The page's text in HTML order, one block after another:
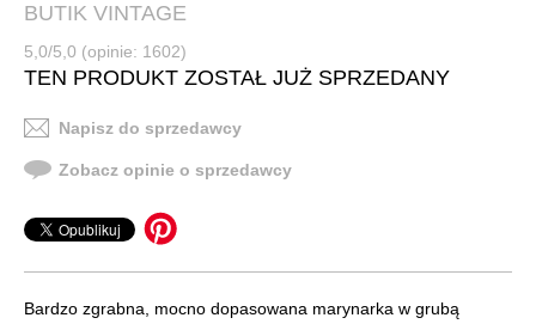
BUTIK VINTAGE
5,0/5,0 (opinie: 1602)
TEN PRODUKT ZOSTAŁ JUŻ SPRZEDANY
Napisz do sprzedawcy
Zobacz opinie o sprzedawcy
Bardzo zgrabna, mocno dopasowana marynarka w grubą